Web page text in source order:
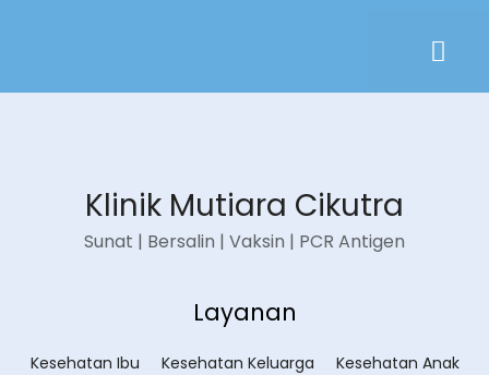
Klinik Mutiara Cikutra
Sunat | Bersalin | Vaksin | PCR Antigen
Layanan
Kesehatan Ibu Kesehatan Keluarga
Kesehatan Anak